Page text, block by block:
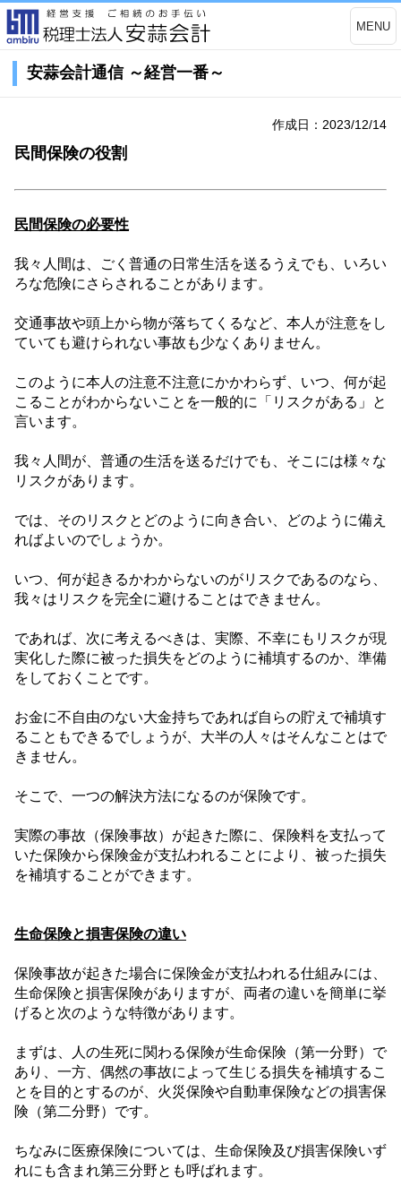
MENU
安蒜会計通信 ～経営一番～
作成日：2023/12/14
民間保険の役割
民間保険の必要性
我々人間は、ごく普通の日常生活を送るうえでも、いろい
ろな危険にさらされることがあります。
交通事故や頭上から物が落ちてくるなど、本人が注意をし
ていても避けられない事故も少なくありません。
このように本人の注意不注意にかかわらず、いつ、何が起
こることがわからないことを一般的に「リスクがある」と
言います。
我々人間が、普通の生活を送るだけでも、そこには様々な
リスクがあります。
では、そのリスクとどのように向き合い、どのように備え
ればよいのでしょうか。
いつ、何が起きるかわからないのがリスクであるのなら、
我々はリスクを完全に避けることはできません。
であれば、次に考えるべきは、実際、不幸にもリスクが現
実化した際に被った損失をどのように補填するのか、準備
をしておくことです。
お金に不自由のない大金持ちであれば自らの貯えで補填す
ることもできるでしょうが、大半の人々はそんなことはで
きません。
そこで、一つの解決方法になるのが保険です。
実際の事故（保険事故）が起きた際に、保険料を支払って
いた保険から保険金が支払われることにより、被った損失
を補填することができます。
生命保険と損害保険の違い
保険事故が起きた場合に保険金が支払われる仕組みには、
生命保険と損害保険がありますが、両者の違いを簡単に挙
げると次のような特徴があります。
まずは、人の生死に関わる保険が生命保険（第一分野）で
あり、一方、偶然の事故によって生じる損失を補填するこ
とを目的とするのが、火災保険や自動車保険などの損害保
険（第二分野）です。
ちなみに医療保険については、生命保険及び損害保険いず
れにも含まれ第三分野とも呼ばれます。